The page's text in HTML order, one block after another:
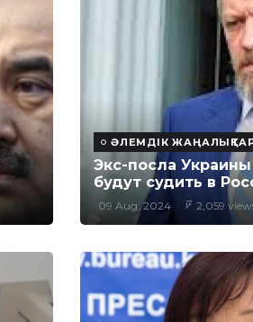
ӘЛЕМДІК
Экс-посла Украины
будут судить в
09 Aug, 2024 2,059